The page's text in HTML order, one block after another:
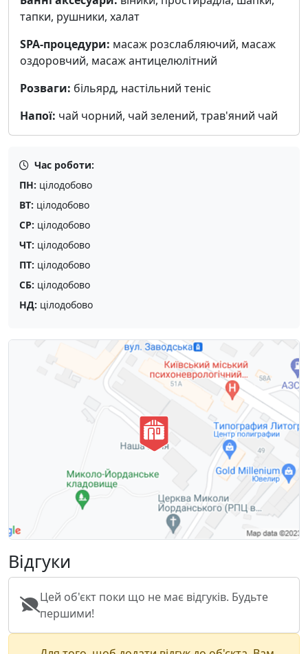
тапки, рушники, халат
SPA-процедури: масаж розслабляючий, масаж
оздоровчий, масаж антицелюлітний
Розваги: більярд, настільний теніс
Напої: чай чорний, чай зелений, трав'яний чай
Час роботи:
ПН: цілодобово
ВТ: цілодобово
СР: цілодобово
ЧТ: цілодобово
ПТ: цілодобово
СБ: цілодобово
НД: цілодобово
Відгуки
Цей об'єкт поки що не має відгуків. Будьте
першими!